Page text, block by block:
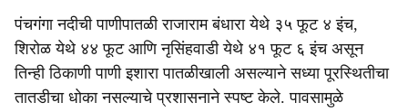
पंचगंगा नदीची पाणीपातळी राजाराम बंधारा येथे ३५ फूट ४ इंच,
शिरोळ येथे ४४ फूट आणि नृसिंहवाडी येथे ४१ फूट ६ इंच असून
तिन्ही ठिकाणी पाणी इशारा पातळीखाली असल्याने सध्या पूरस्थितीचा
तातडीचा धोका नसल्याचे प्रशासनाने स्पष्ट केले. पावसामुळे